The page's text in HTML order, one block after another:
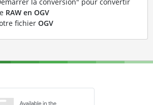
la conversion" pour convertir
RAW en OGV
fichier OGV